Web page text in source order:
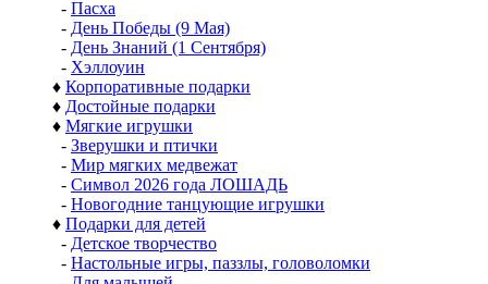
- Пасха
- День Победы (9 Мая)
- День Знаний (1 Сентября)
- Хэллоуин
♦ Корпоративные подарки
♦ Достойные подарки
♦ Мягкие игрушки
- Зверушки и птички
- Мир мягких медвежат
- Символ 2026 года ЛОШАДЬ
- Новогодние танцующие игрушки
♦ Подарки для детей
- Детское творчество
- Настольные игры, паззлы, головоломки